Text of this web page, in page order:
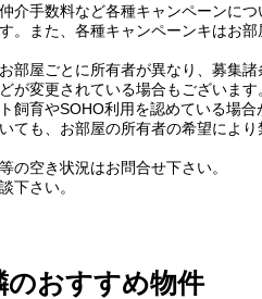
介手数料など各種キャンペーンにつ
。また、各種キャンペーンキはお
部屋ごとに所有者が異なり、募集諸
が変更されている場合もございます
飼育やSOHO利用を認めている場合
ても、お部屋の所有者の希望によ
空き状況はお問合せ下さい。
下さい。
のおすすめ物件